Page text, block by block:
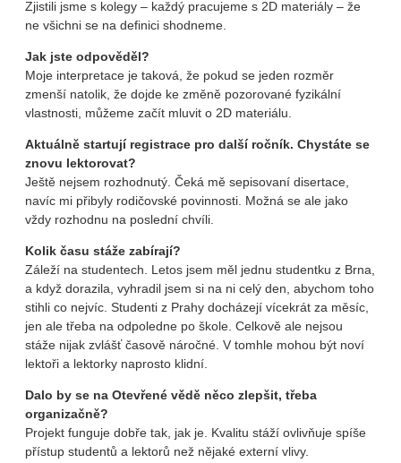
Zjistili jsme s kolegy – každý pracujeme s 2D materiály – že
ne všichni se na definici shodneme.
Jak jste odpověděl?
Moje interpretace je taková, že pokud se jeden rozměr
zmenší natolik, že dojde ke změně pozorované fyzikální
vlastnosti, můžeme začít mluvit o 2D materiálu.
Aktuálně startují registrace pro další ročník. Chystáte se
znovu lektorovat?
Ještě nejsem rozhodnutý. Čeká mě sepisovaní disertace,
navíc mi přibyly rodičovské povinnosti. Možná se ale jako
vždy rozhodnu na poslední chvíli.
Kolik času stáže zabírají?
Záleží na studentech. Letos jsem měl jednu studentku z Brna,
a když dorazila, vyhradil jsem si na ni celý den, abychom toho
stihli co nejvíc. Studenti z Prahy docházejí vícekrát za měsíc,
jen ale třeba na odpoledne po škole. Celkově ale nejsou
stáže nijak zvlášť časově náročné. V tomhle mohou být noví
lektoři a lektorky naprosto klidní.
Dalo by se na Otevřené vědě něco zlepšit, třeba
organizačně?
Projekt funguje dobře tak, jak je. Kvalitu stáží ovlivňuje spíše
přístup studentů a lektorů než nějaké externí vlivy.